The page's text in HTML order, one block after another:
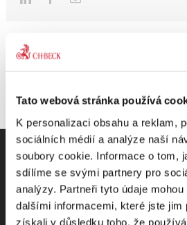
Tato webová stránka používá
K personalizaci obsahu a reklam,
sociálních médií a analýze naší
soubory cookie. Informace o tom,
sdílíme se svými partnery pro
analýzy. Partneři tyto údaje
dalšími informacemi, které jste jim
získali v důsledku toho, že
Odebírejte